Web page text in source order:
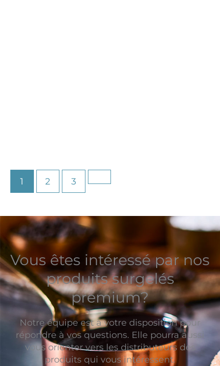
1 2 3
Vous êtes intéressé par nos
produits surgelés
premium?
Notre équipe est à votre disposition pour
répondre à vos questions. Elle pourra aussi
vous orienter vers les distributeurs des
produits qui vous intéressent.